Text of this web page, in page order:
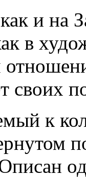
и на
в
своих
к